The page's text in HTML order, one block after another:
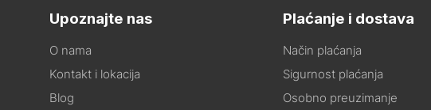
Upoznajte nas
O nama
Kontakt i lokacija
Blog
Plaćanje i dostava
Način plaćanja
Sigurnost plaćanja
Osobno preuzimanje